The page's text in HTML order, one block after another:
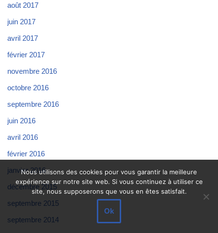
août 2017
juin 2017
avril 2017
février 2017
novembre 2016
octobre 2016
septembre 2016
juin 2016
avril 2016
février 2016
janvier 2016
décembre 2015
septembre 2015
septembre 2014
Nous utilisons des cookies pour vous garantir la meilleure
expérience sur notre site web. Si vous continuez à utiliser ce
site, nous supposerons que vous en êtes satisfait.
Ok